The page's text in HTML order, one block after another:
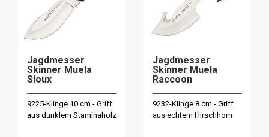
Jagdmesser
Skinner Muela
Sioux
9225-Klinge 10 cm - Griff
aus dunklem Staminaholz
Jagdmesser
Skinner Muela
Raccoon
9232-Klinge 8 cm - Griff
aus echtem Hirschhorn